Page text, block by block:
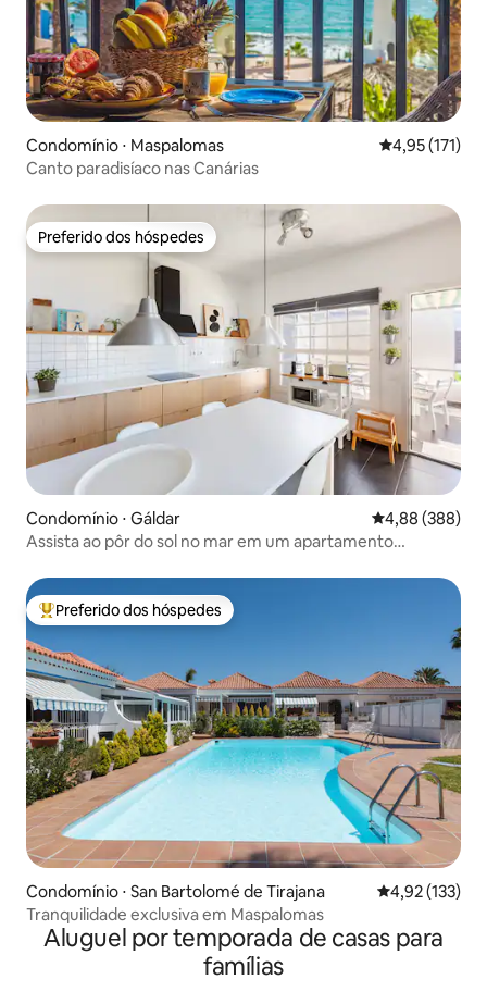
Condomínio ⋅ Maspalomas 4,95 de uma
4,95 (171)
Canto paradisíaco nas Canárias
Preferido dos hóspedes
Preferido dos hóspedes
Condomínio ⋅ Gáldar 4,88 de uma
4,88 (388)
Assista ao pôr do sol no mar em um apartamento
Entre os melhores preferidos dos hóspedes
Preferido dos hóspedes
Condomínio ⋅ San Bartolomé de Tirajana 4,92 de uma
4,92 (133)
Tranquilidade exclusiva em Maspalomas
Aluguel por temporada de casas para
famílias